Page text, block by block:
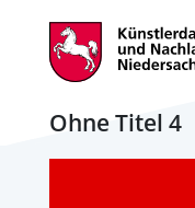
Ohne Titel 4